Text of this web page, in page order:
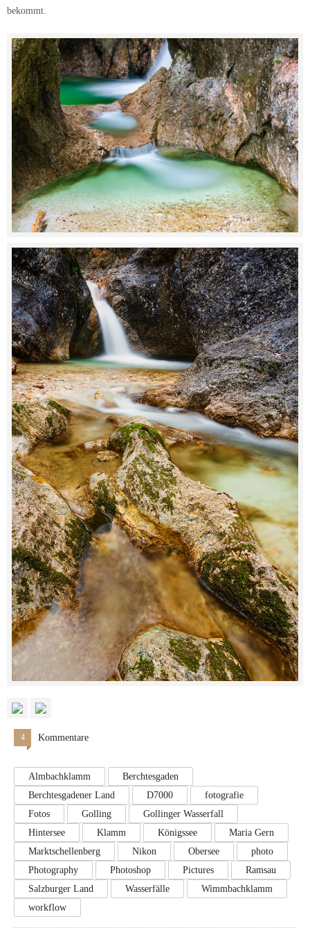
bekommt.
4 Kommentare
Almbachklamm
Berchtesgaden
Berchtesgadener Land
D7000
fotografie
Fotos
Golling
Gollinger Wasserfall
Hintersee
Klamm Königssee
Maria Gern
Marktschellenberg
Nikon Obersee
photo
Photography
Photoshop Pictures
Ramsau
Salzburger Land
Wasserfälle
Wimmbachklamm
workflow